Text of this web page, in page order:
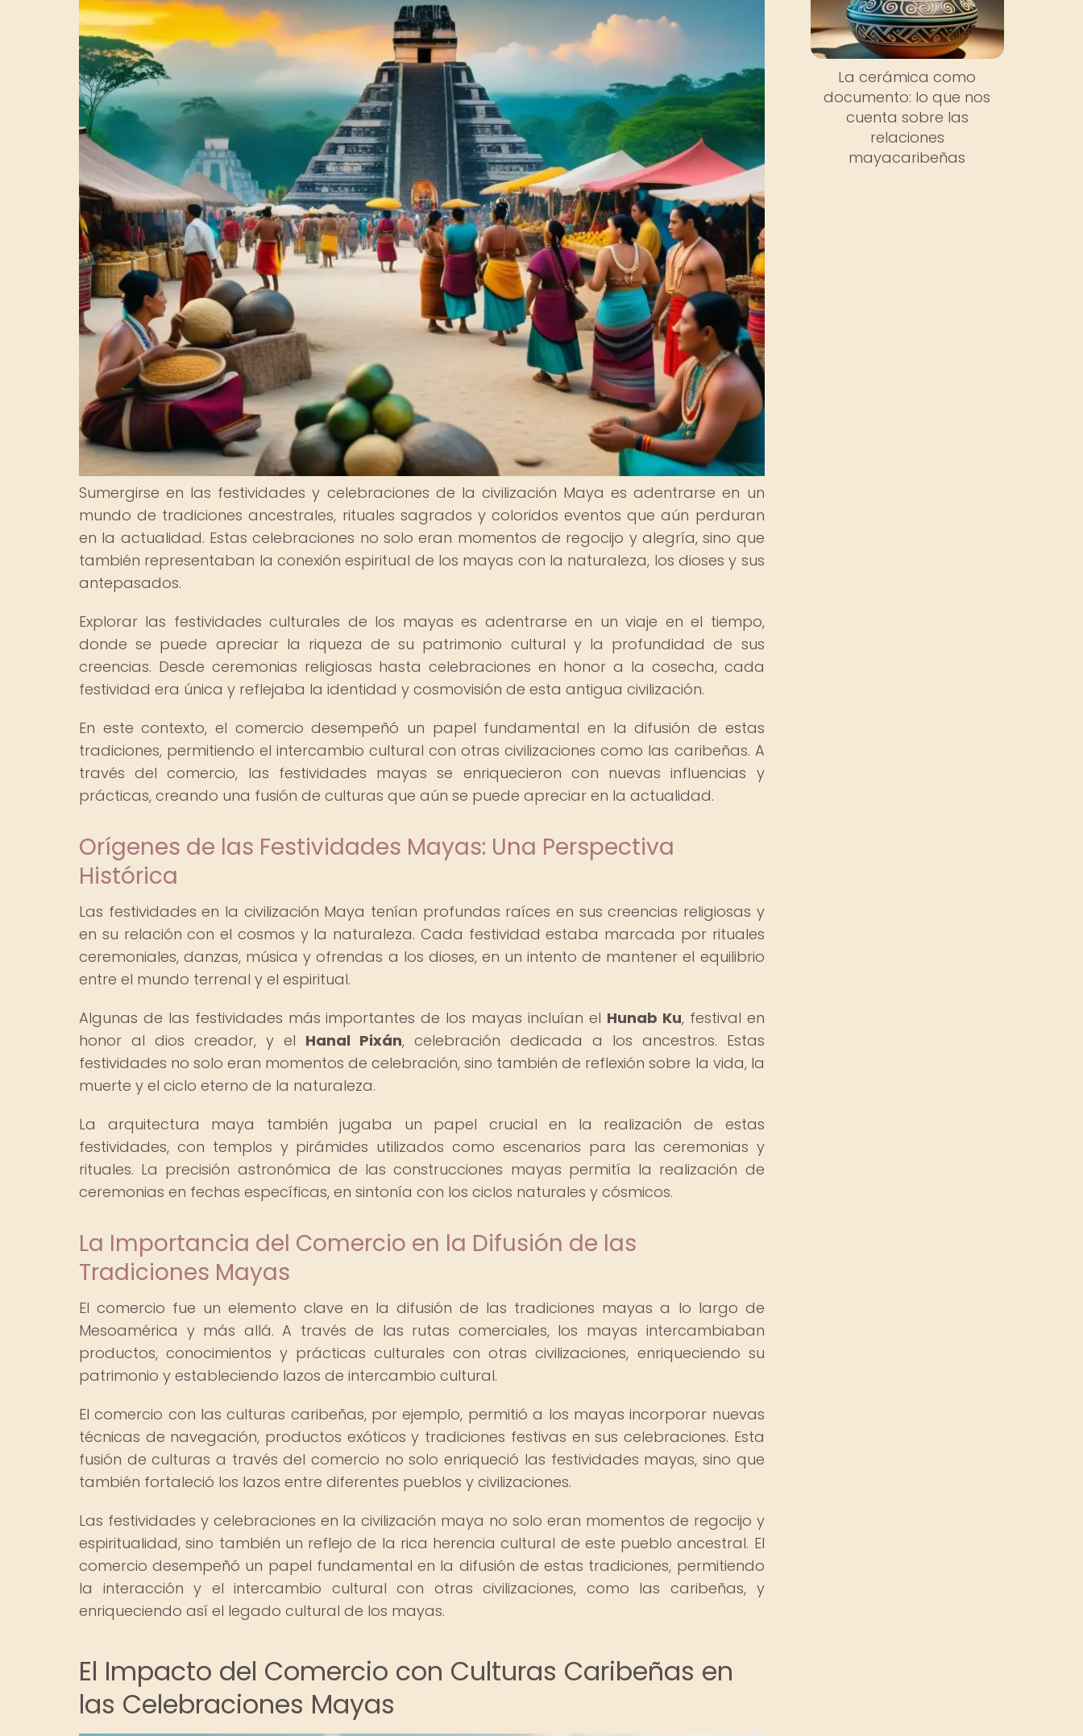
Sumergirse en las festividades y celebraciones de la civilización Maya es adentrarse en un
mundo de tradiciones ancestrales, rituales sagrados y coloridos eventos que aún perduran
en la actualidad. Estas celebraciones no solo eran momentos de regocijo y alegría, sino que
también representaban la conexión espiritual de los mayas con la naturaleza, los dioses y sus
antepasados.
Explorar las festividades culturales de los mayas es adentrarse en un viaje en el tiempo,
donde se puede apreciar la riqueza de su patrimonio cultural y la profundidad de sus
creencias. Desde ceremonias religiosas hasta celebraciones en honor a la cosecha, cada
festividad era única y reflejaba la identidad y cosmovisión de esta antigua civilización.
En este contexto, el comercio desempeñó un papel fundamental en la difusión de estas
tradiciones, permitiendo el intercambio cultural con otras civilizaciones como las caribeñas. A
través del comercio, las festividades mayas se enriquecieron con nuevas influencias y
prácticas, creando una fusión de culturas que aún se puede apreciar en la actualidad.
Orígenes de las Festividades Mayas: Una Perspectiva
Histórica
Las festividades en la civilización Maya tenían profundas raíces en sus creencias religiosas y
en su relación con el cosmos y la naturaleza. Cada festividad estaba marcada por rituales
ceremoniales, danzas, música y ofrendas a los dioses, en un intento de mantener el equilibrio
entre el mundo terrenal y el espiritual.
Algunas de las festividades más importantes de los mayas incluían el Hunab Ku, festival en
honor al dios creador, y el Hanal Pixán, celebración dedicada a los ancestros. Estas
festividades no solo eran momentos de celebración, sino también de reflexión sobre la vida, la
muerte y el ciclo eterno de la naturaleza.
La arquitectura maya también jugaba un papel crucial en la realización de estas
festividades, con templos y pirámides utilizados como escenarios para las ceremonias y
rituales. La precisión astronómica de las construcciones mayas permitía la realización de
ceremonias en fechas específicas, en sintonía con los ciclos naturales y cósmicos.
La Importancia del Comercio en la Difusión de las
Tradiciones Mayas
El comercio fue un elemento clave en la difusión de las tradiciones mayas a lo largo de
Mesoamérica y más allá. A través de las rutas comerciales, los mayas intercambiaban
productos, conocimientos y prácticas culturales con otras civilizaciones, enriqueciendo su
patrimonio y estableciendo lazos de intercambio cultural.
El comercio con las culturas caribeñas, por ejemplo, permitió a los mayas incorporar nuevas
técnicas de navegación, productos exóticos y tradiciones festivas en sus celebraciones. Esta
fusión de culturas a través del comercio no solo enriqueció las festividades mayas, sino que
también fortaleció los lazos entre diferentes pueblos y civilizaciones.
Las festividades y celebraciones en la civilización maya no solo eran momentos de regocijo y
espiritualidad, sino también un reflejo de la rica herencia cultural de este pueblo ancestral. El
comercio desempeñó un papel fundamental en la difusión de estas tradiciones, permitiendo
la interacción y el intercambio cultural con otras civilizaciones, como las caribeñas, y
enriqueciendo así el legado cultural de los mayas.
El Impacto del Comercio con Culturas Caribeñas en
las Celebraciones Mayas
La cerámica como
documento: lo que nos
cuenta sobre las
relaciones
mayacaribeñas